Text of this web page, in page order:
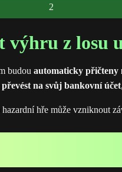
2
výhru z losu
budou automaticky přičteny
převést na svůj bankovní účet,
hře může vzniknout